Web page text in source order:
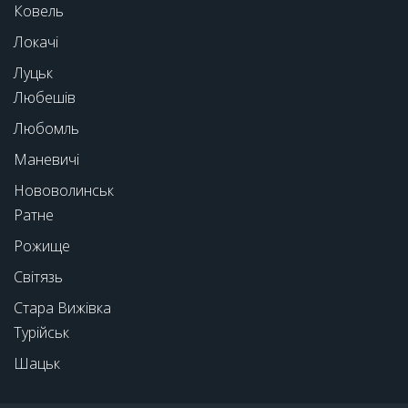
Ковель
Локачі
Луцьк
Любешів
Любомль
Маневичі
Нововолинськ
Ратне
Рожище
Світязь
Стара Вижівка
Турійськ
Шацьк